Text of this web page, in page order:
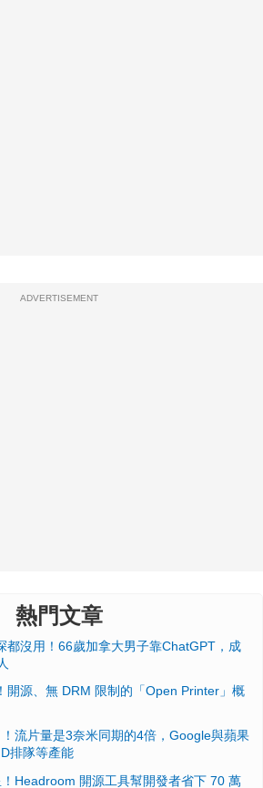
ADVERTISEMENT
熱門文章
都沒用！66歲加拿大男子靠ChatGPT，成
開源、無 DRM 限制的「Open Printer」概
流片量是3奈米同期的4倍，Google與蘋果
排隊等產能
Headroom 開源工具幫開發者省下 70 萬